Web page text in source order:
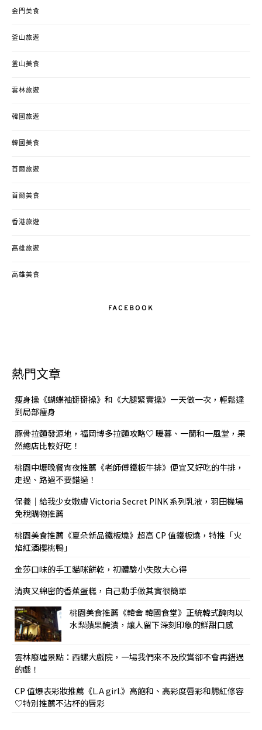
金門美食
釜山旅遊
釜山美食
雲林旅遊
韓國旅遊
韓國美食
首爾旅遊
首爾美食
香港旅遊
高雄旅遊
高雄美食
FACEBOOK
熱門文章
瘦身操《蝴蝶袖掰掰操》和《大腿緊實操》一天做一次，輕鬆達
到局部痩身
豚骨拉麵發源地，福岡博多拉麵攻略♡ 暖暮、一蘭和一風堂，果
然總店比較好吃！
桃園中壢晚餐宵夜推薦《老師傅鐵板牛排》便宜又好吃的牛排，
走過、路過不要錯過！
保養｜給我少女嫩膚 Victoria Secret PINK 系列乳液，羽田機場
免稅購物推薦
桃園美食推薦《夏朵新品鐵板燒》超高 CP 值鐵板燒，特推「火
焰紅酒櫻桃鴨」
金莎口味的手工貓咪餅乾，初體驗小失敗大心得
清爽又綿密的香蕉蛋糕，自己動手做其實很簡單
桃園美食推薦《韓舍 韓國食堂》正統韓式醃肉以
水梨蘋果醃漬，讓人留下深刻印象的鮮甜口感
雲林廢墟景點：西螺大戲院，一場我們來不及欣賞卻不會再錯過
的戲！
CP 值爆表彩妝推薦《L.A girl.》高飽和、高彩度唇彩和腮紅修容
♡特別推薦不沾杯的唇彩